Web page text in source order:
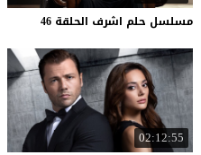
مسلسل حلم اشرف الحلقة 46
02:12:55